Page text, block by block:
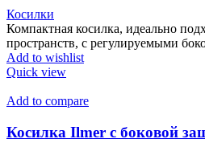
Косилки
Компактная косилка, идеально
пространств, с регулируемыми
Add to wishlist
Quick view
Add to compare
Косилка Ilmer с боковой